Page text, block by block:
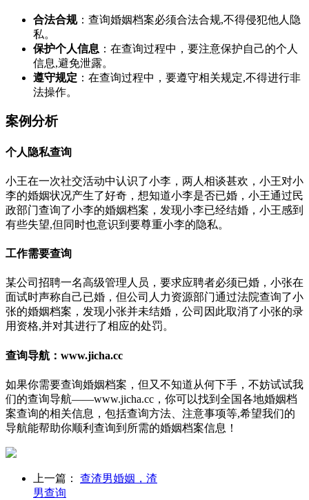
合法合规：查询婚姻档案必须合法合规,不得侵犯他人隐
私。
保护个人信息 ：在查询过程中，要注意保护自己的个人
信息,避免泄露。
遵守规定 ：在查询过程中，要遵守相关规定,不得进行非
法操作。
案例分析
个人隐私查询
小王在一次社交活动中认识了小李，两人相谈甚欢，小王对小
李的婚姻状况产生了好奇，想知道小李是否已婚，小王通过民
政部门查询了小李的婚姻档案，发现小李已经结婚，小王感到
有些失望,但同时也意识到要尊重小李的隐私。
工作需要查询
某公司招聘一名高级管理人员，要求应聘者必须已婚，小张在
面试时声称自己已婚，但公司人力资源部门通过法院查询了小
张的婚姻档案，发现小张并未结婚，公司因此取消了小张的录
用资格,并对其进行了相应的处罚。
查询导航：www.jicha.cc
如果你需要查询婚姻档案，但又不知道从何下手，不妨试试我
们的查询导航——www.jicha.cc，你可以找到全国各地婚姻档
案查询的相关信息，包括查询方法、注意事项等,希望我们的
导航能帮助你顺利查询到所需的婚姻档案信息！
上一篇：
查渣男婚姻，渣
男查询